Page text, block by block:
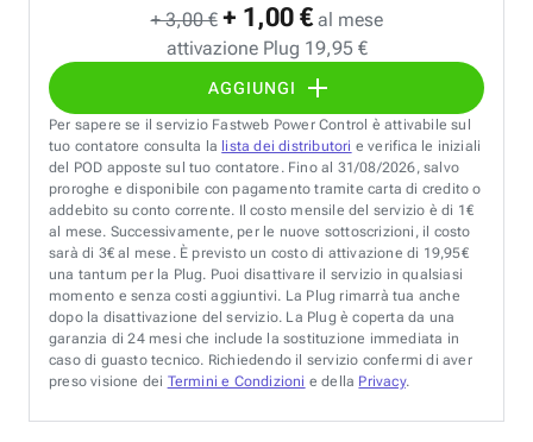
+ 3,00 € + 1,00 € al mese
attivazione Plug 19,95 €
AGGIUNGI
Per sapere se il servizio Fastweb Power Control è attivabile sul
tuo contatore consulta la lista dei distributori e verifica le iniziali
del POD apposte sul tuo contatore. Fino al 31/08/2026, salvo
proroghe e disponibile con pagamento tramite carta di credito o
addebito su conto corrente. Il costo mensile del servizio è di 1€
al mese. Successivamente, per le nuove sottoscrizioni, il costo
sarà di 3€ al mese. È previsto un costo di attivazione di 19,95€
una tantum per la Plug. Puoi disattivare il servizio in qualsiasi
momento e senza costi aggiuntivi. La Plug rimarrà tua anche
dopo la disattivazione del servizio. La Plug è coperta da una
garanzia di 24 mesi che include la sostituzione immediata in
caso di guasto tecnico. Richiedendo il servizio confermi di aver
preso visione dei Termini e Condizioni e della Privacy.